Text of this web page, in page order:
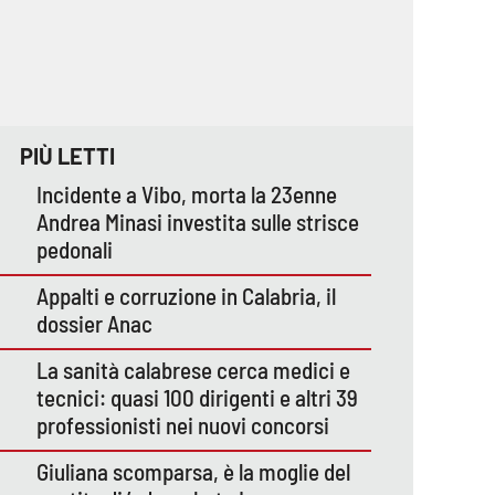
PIÙ LETTI
Incidente a Vibo, morta la 23enne
Andrea Minasi investita sulle strisce
pedonali
Appalti e corruzione in Calabria, il
dossier Anac
La sanità calabrese cerca medici e
tecnici: quasi 100 dirigenti e altri 39
professionisti nei nuovi concorsi
Giuliana scomparsa, è la moglie del